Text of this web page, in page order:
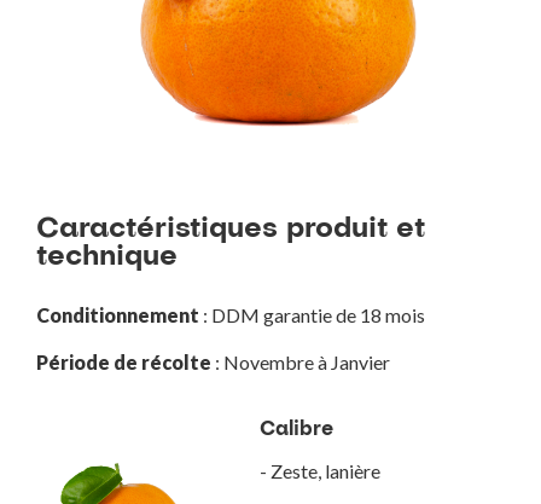
Caractéristiques produit et
technique
Conditionnement : DDM garantie de 18 mois
Période de récolte : Novembre à Janvier
Calibre
- Zeste, lanière